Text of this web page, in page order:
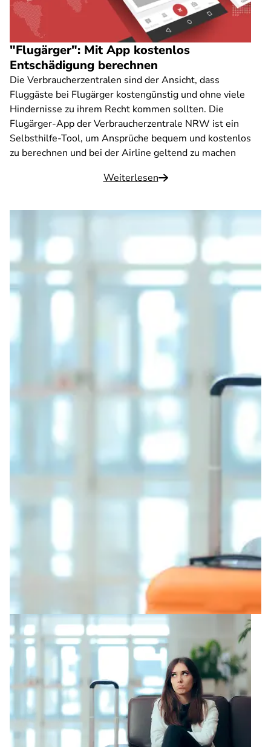
"Flugärger": Mit App kostenlos
Entschädigung berechnen
Die Verbraucherzentralen sind der Ansicht, dass
Fluggäste bei Flugärger kostengünstig und ohne viele
Hindernisse zu ihrem Recht kommen sollten. Die
Flugärger-App der Verbraucherzentrale NRW ist ein
Selbsthilfe-Tool, um Ansprüche bequem und kostenlos
zu berechnen und bei der Airline geltend zu machen
Weiterlesen